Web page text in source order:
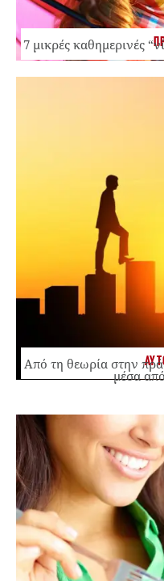
7 μικρές καθημερινές
Από τη θεωρία στην
μέσα